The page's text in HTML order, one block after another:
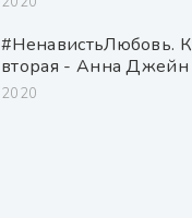
#НенавистьЛюбовь.
вторая - Анна Джейн
2020